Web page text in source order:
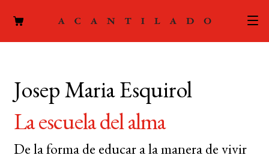
AUTORES
ACTUALIDAD
menú
PODCAST
Josep Maria Esquirol
La escuela del alma
De la forma de educar a la manera de vivir